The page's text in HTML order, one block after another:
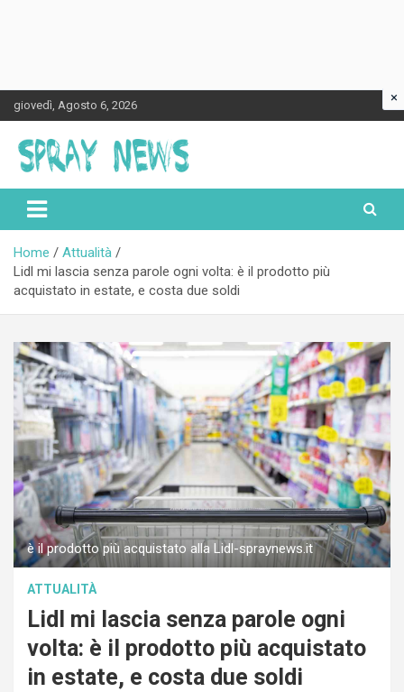
Skip
to
content
giovedì, Agosto 6, 2026
Spraynews.it
Home
Attualità
Lidl mi lascia senza parole ogni volta: è il prodotto più
acquistato in estate, e costa due soldi
è il prodotto più acquistato alla Lidl-spraynews.it
ATTUALITÀ
Lidl mi lascia senza parole ogni
volta: è il prodotto più acquistato
in estate, e costa due soldi
×